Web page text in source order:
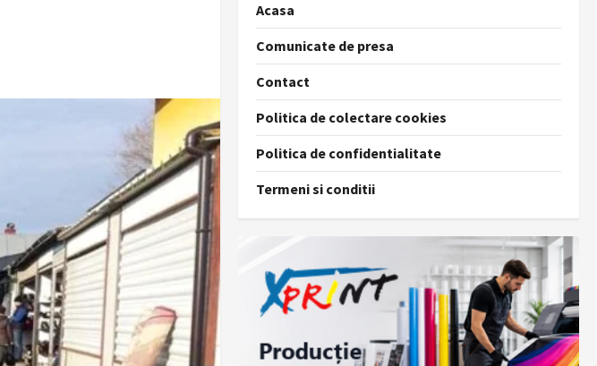
Acasa
Comunicate de presa
Contact
Politica de colectare cookies
Politica de confidentialitate
Termeni si conditii